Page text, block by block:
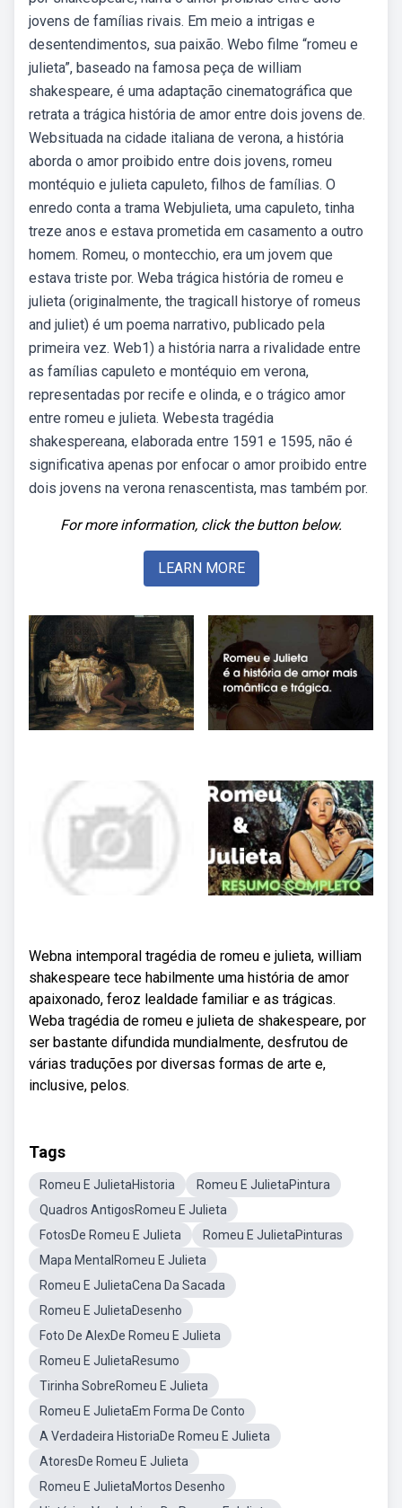
jovens de famílias rivais. Em meio a intrigas e
desentendimentos, sua paixão. Webo filme “romeu e
julieta”, baseado na famosa peça de william
shakespeare, é uma adaptação cinematográfica que
retrata a trágica história de amor entre dois jovens de.
Websituada na cidade italiana de verona, a história
aborda o amor proibido entre dois jovens, romeu
montéquio e julieta capuleto, filhos de famílias. O
enredo conta a trama Webjulieta, uma capuleto, tinha
treze anos e estava prometida em casamento a outro
homem. Romeu, o montecchio, era um jovem que
estava triste por. Weba trágica história de romeu e
julieta (originalmente, the tragicall historye of romeus
and juliet) é um poema narrativo, publicado pela
primeira vez. Web1) a história narra a rivalidade entre
as famílias capuleto e montéquio em verona,
representadas por recife e olinda, e o trágico amor
entre romeu e julieta. Webesta tragédia
shakespereana, elaborada entre 1591 e 1595, não é
significativa apenas por enfocar o amor proibido entre
dois jovens na verona renascentista, mas também por.
For more information, click the button below.
LEARN MORE
Webna intemporal tragédia de romeu e julieta, william
shakespeare tece habilmente uma história de amor
apaixonado, feroz lealdade familiar e as trágicas.
Weba tragédia de romeu e julieta de shakespeare, por
ser bastante difundida mundialmente, desfrutou de
várias traduções por diversas formas de arte e,
inclusive, pelos.
Tags
Romeu E JulietaHistoria
Romeu E JulietaPintura
Quadros AntigosRomeu E Julieta
FotosDe Romeu E Julieta
Romeu E JulietaPinturas
Mapa MentalRomeu E Julieta
Romeu E JulietaCena Da Sacada
Romeu E JulietaDesenho
Foto De AlexDe Romeu E Julieta
Romeu E JulietaResumo
Tirinha SobreRomeu E Julieta
Romeu E JulietaEm Forma De Conto
A Verdadeira HistoriaDe Romeu E Julieta
AtoresDe Romeu E Julieta
Romeu E JulietaMortos Desenho